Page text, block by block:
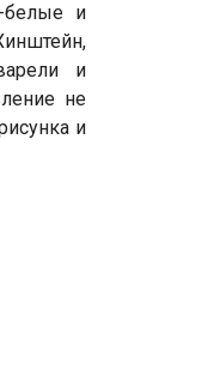
белые и
и
не
и